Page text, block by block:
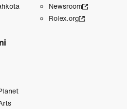
Newsroom
Rolex.org